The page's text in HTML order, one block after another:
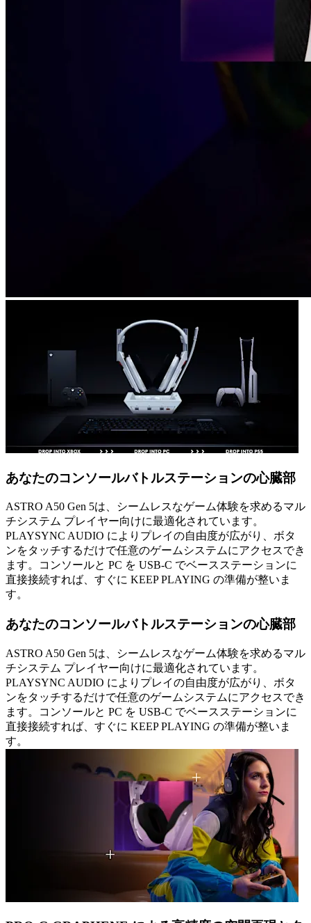
あなたのコンソールバトルステーションの心臓部
ASTRO A50 Gen 5は、シームレスなゲーム体験を求めるマル
チシステム プレイヤー向けに最適化されています。
PLAYSYNC AUDIO によりプレイの自由度が広がり、ボタ
ンをタッチするだけで任意のゲームシステムにアクセスでき
ます。コンソールと PC を USB-C でベースステーションに
直接接続すれば、すぐに KEEP PLAYING の準備が整いま
す。
あなたのコンソールバトルステーションの心臓部
ASTRO A50 Gen 5は、シームレスなゲーム体験を求めるマル
チシステム プレイヤー向けに最適化されています。
PLAYSYNC AUDIO によりプレイの自由度が広がり、ボタ
ンをタッチするだけで任意のゲームシステムにアクセスでき
ます。コンソールと PC を USB-C でベースステーションに
直接接続すれば、すぐに KEEP PLAYING の準備が整いま
す。